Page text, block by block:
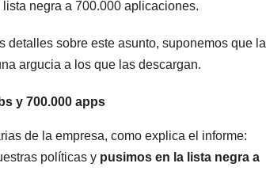
negra a 700.000 aplicaciones.
detalles sobre este asunto, suponemos que la
argucia a los que las descargan.
y 700.000 apps
de la empresa, como explica el informe:
políticas y pusimos en la lista negra a